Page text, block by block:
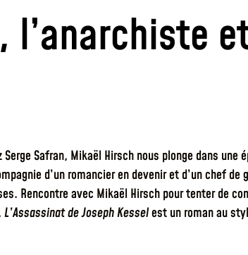
l’anarchiste
Safran, Mikaël Hirsch nous plonge dans une
d’un romancier en devenir et d’un chef
Rencontre avec Mikaël Hirsch pour tenter de
L’Assassinat de Joseph Kesselest un roman au